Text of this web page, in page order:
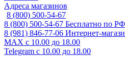
Адреса магазинов
8 (800) 500-54-67
8 (800) 500-54-67 Бесплатно по РФ
8 (981) 846-77-06 Интернет-
MAX с 10.00 до 18.00
Telegram с 10.00 до 18.00